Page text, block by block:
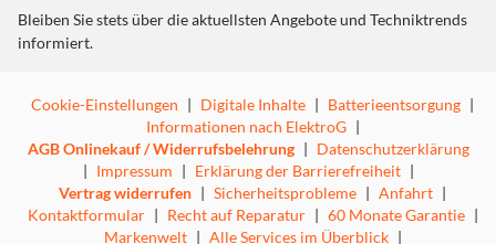
Bleiben Sie stets über die aktuellsten Angebote und Techniktrends
informiert.
Cookie-Einstellungen | Digitale Inhalte | Batterieentsorgung |
Informationen nach ElektroG |
AGB Onlinekauf / Widerrufsbelehrung | Datenschutzerklärung
| Impressum | Erklärung der Barrierefreiheit |
Vertrag widerrufen | Sicherheitsprobleme | Anfahrt |
Kontaktformular | Recht auf Reparatur | 60 Monate Garantie |
Markenwelt | Alle Services im Überblick |